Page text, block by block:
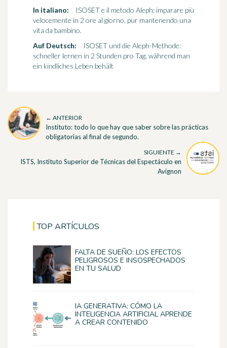
In italiano:
ISOSET e il metodo Aleph: imparare più
velocemente in 2 ore al giorno, pur mantenendo una
vita da bambino.
Auf Deutsch:
ISOSET und die Aleph-Methode:
schneller lernen in 2 Stunden pro Tag, während man
ein kindliches Leben behält
← ANTERIOR
Instituto: todo lo que hay que saber sobre las prácticas
obligatorias al final de segundo.
SIGUIENTE →
ISTS, Instituto Superior de Técnicas del Espectáculo en
Avignon
TOP ARTÍCULOS
FALTA DE SUEÑO: LOS EFECTOS
PELIGROSOS E INSOSPECHADOS
EN TU SALUD
IA GENERATIVA: CÓMO LA
INTELIGENCIA ARTIFICIAL APRENDE
A CREAR CONTENIDO